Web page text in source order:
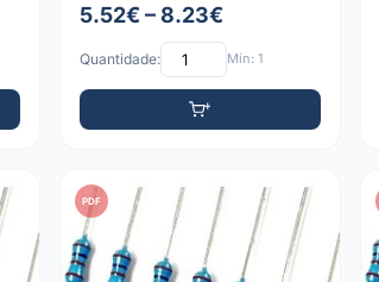
5.52€ – 8.23€
Quantidade: Mín: 1
PDF